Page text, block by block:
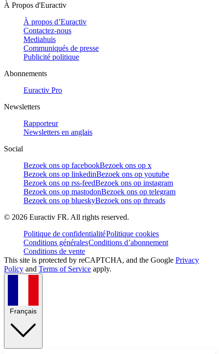
À Propos d'Euractiv
À propos d’Euractiv
Contactez-nous
Mediahuis
Communiqués de presse
Publicité politique
Abonnements
Euractiv Pro
Newsletters
Rapporteur
Newsletters en anglais
Social
Bezoek ons op facebookBezoek ons op x
Bezoek ons op linkedinBezoek ons op youtube
Bezoek ons op rss-feedBezoek ons op instagram
Bezoek ons op mastodonBezoek ons op telegram
Bezoek ons op blueskyBezoek ons op threads
© 2026 Euractiv FR. All rights reserved.
Politique de confidentialitéPolitique cookies
Conditions généralesConditions d’abonnement
Conditions de vente
This site is protected by reCAPTCHA, and the Google Privacy
Policy and Terms of Service apply.
Français